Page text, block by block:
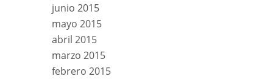
junio 2015
mayo 2015
abril 2015
marzo 2015
febrero 2015